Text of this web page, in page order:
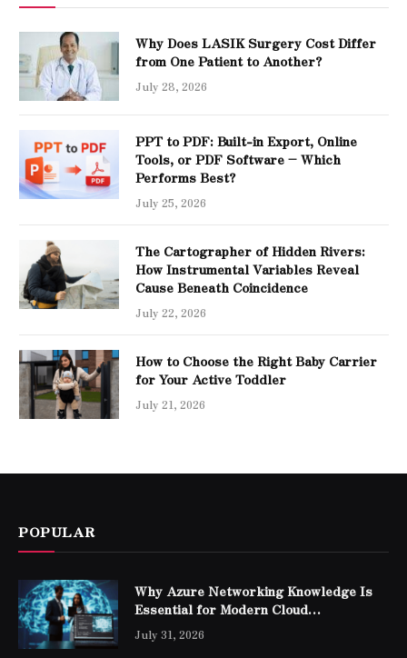
Why Does LASIK Surgery Cost Differ
from One Patient to Another?
July 28, 2026
PPT to PDF: Built-in Export, Online
Tools, or PDF Software – Which
Performs Best?
July 25, 2026
The Cartographer of Hidden Rivers:
How Instrumental Variables Reveal
Cause Beneath Coincidence
July 22, 2026
How to Choose the Right Baby Carrier
for Your Active Toddler
July 21, 2026
POPULAR
Why Azure Networking Knowledge Is
Essential for Modern Cloud
Professionals
July 31, 2026